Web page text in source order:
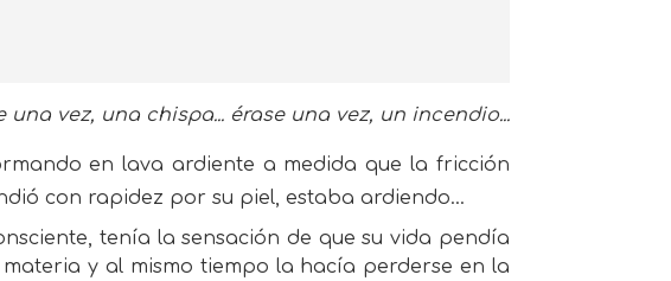
una vez, una chispa... érase una vez, un incendio...
en lava ardiente a medida que la fricción
con rapidez por su piel, estaba ardiendo…
tenía la sensación de que su vida pendía
y al mismo tiempo la hacía perderse en la